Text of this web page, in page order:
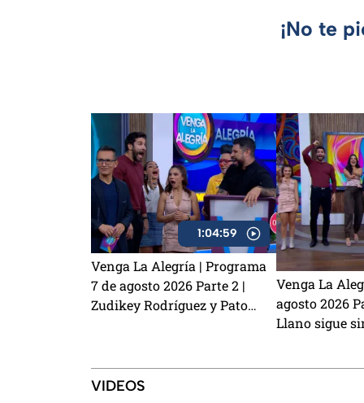
¡No te
1:04:59
Venga La Alegría | Programa
7 de agosto 2026 Parte 2 |
Zudikey Rodríguez y Pato
Palabras
Venga La
agosto 2026
Llano sigue
VIDEOS